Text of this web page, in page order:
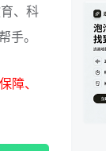
、科
手。
障、